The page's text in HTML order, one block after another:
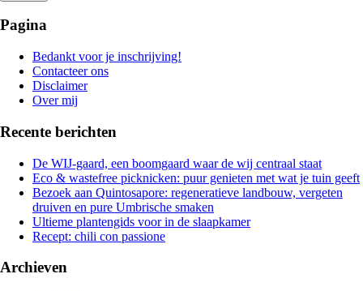
zoeken
Pagina
Bedankt voor je inschrijving!
Contacteer ons
Disclaimer
Over mij
Recente berichten
De WIJ-gaard, een boomgaard waar de wij centraal staat
Eco & wastefree picknicken: puur genieten met wat je tuin geeft
Bezoek aan Quintosapore: regeneratieve landbouw, vergeten
druiven en pure Umbrische smaken
Ultieme plantengids voor in de slaapkamer
Recept: chili con passione
Archieven